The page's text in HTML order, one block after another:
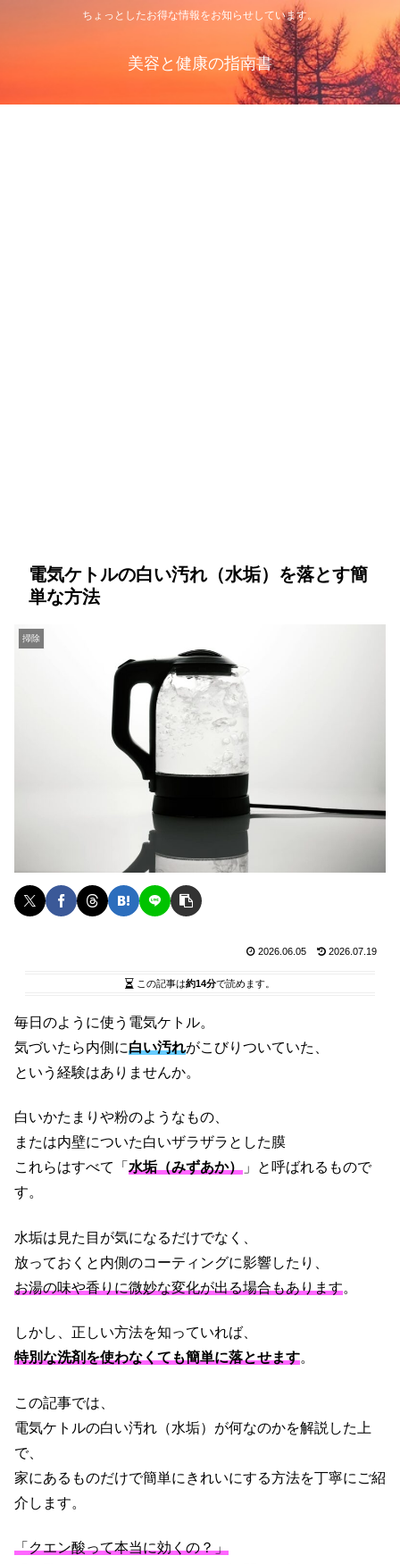
ちょっとしたお得な情報をお知らせしています。
美容と健康の指南書
電気ケトルの白い汚れ（水垢）を落とす簡
単な方法
掃除
2026.06.05 2026.07.19
この記事は約14分で読めます。
毎日のように使う電気ケトル。
気づいたら内側に白い汚れがこびりついていた、
という経験はありませんか。
白いかたまりや粉のようなもの、
または内壁についた白いザラザラとした膜
これらはすべて「 水垢（みずあか） 」と呼ばれるもので
す。
水垢は見た目が気になるだけでなく、
放っておくと内側のコーティングに影響したり、
お湯の味や香りに微妙な変化が出る場合もあります。
しかし、正しい方法を知っていれば、
特別な洗剤を使わなくても簡単に落とせます。
この記事では、
電気ケトルの白い汚れ（水垢）が何なのかを解説した上
で、
家にあるものだけで簡単にきれいにする方法を丁寧にご紹
介します。
「クエン酸って本当に効くの？」